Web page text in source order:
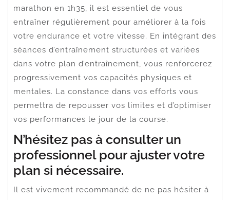
marathon en 1h35, il est essentiel de vous
entraîner régulièrement pour améliorer à la fois
votre endurance et votre vitesse. En intégrant des
séances d’entraînement structurées et variées
dans votre plan d’entraînement, vous renforcerez
progressivement vos capacités physiques et
mentales. La constance dans vos efforts vous
permettra de repousser vos limites et d’optimiser
vos performances le jour de la course.
N’hésitez pas à consulter un
professionnel pour ajuster votre
plan si nécessaire.
Il est vivement recommandé de ne pas hésiter à